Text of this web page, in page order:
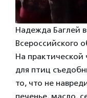
Надежда Баглей
Всероссийского
На практической
для птиц
то, что не